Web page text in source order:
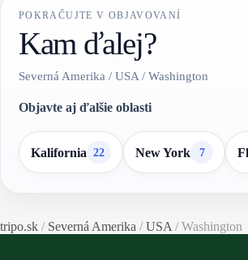
POKRAČUJTE V OBJAVOVANÍ
Kam ďalej?
Severná Amerika / USA / Washington
Objavte aj ďalšie oblasti
Kalifornia 22 New York 7
tripo.sk / Severná Amerika /USA /Washington